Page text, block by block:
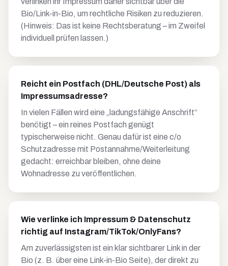
Bio/Link-in-Bio, um rechtliche Risiken zu reduzieren.
(Hinweis: Das ist keine Rechtsberatung – im Zweifel
individuell prüfen lassen.)
Reicht ein Postfach (DHL/Deutsche Post) als
Impressumsadresse?
In vielen Fällen wird eine „ladungsfähige Anschrift“
benötigt – ein reines Postfach genügt
typischerweise nicht. Genau dafür ist eine c/o
Schutzadresse mit Postannahme/Weiterleitung
gedacht: erreichbar bleiben, ohne deine
Wohnadresse zu veröffentlichen.
Wie verlinke ich Impressum & Datenschutz
richtig auf Instagram/TikTok/OnlyFans?
Am zuverlässigsten ist ein klar sichtbarer Link in der
Bio (z. B. über eine Link-in-Bio Seite), der direkt zu